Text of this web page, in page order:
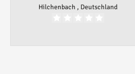
Hilchenbach , Deutschland